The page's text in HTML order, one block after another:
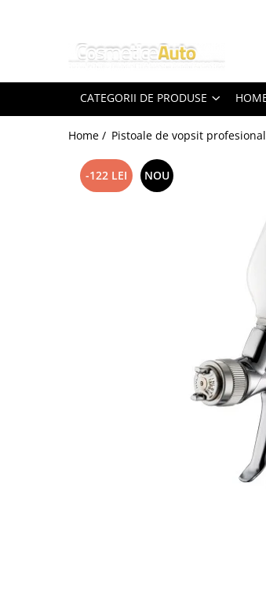
Categorii de Produse
Pistoale de vopsit profesionale
Pistoale pentru vopsea (bază) /
Pistoale pentru grund (primer /
filler) Anest Iwata
CATEGORII DE PRODUSE
Home / Pistoale de vopsit
-122 LEI NOU